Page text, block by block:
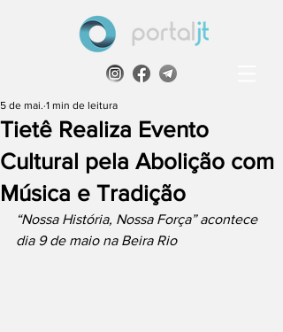
Tietê Realiza Evento
Cultural pela Abolição com
Música e Tradição
5 de mai. 1 min de leitura
“Nossa História, Nossa Força” acontece
dia 9 de maio na Beira Rio